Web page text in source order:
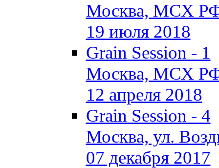
Москва, МСХ
19 июля 2018
Grain Session - 1
Москва, МСХ
12 апреля 2018
Grain Session - 4
Москва, ул.
07 декабря 2017